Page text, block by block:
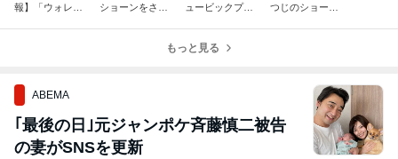
報】「ウォレス
ショーンをさが
ュービックプラ
サマーパーク」
つじのショーン
もっと見る
ABEMA
｢最後の日｣元ジャンポケ斉藤慎二被告
の妻がSNSを更新